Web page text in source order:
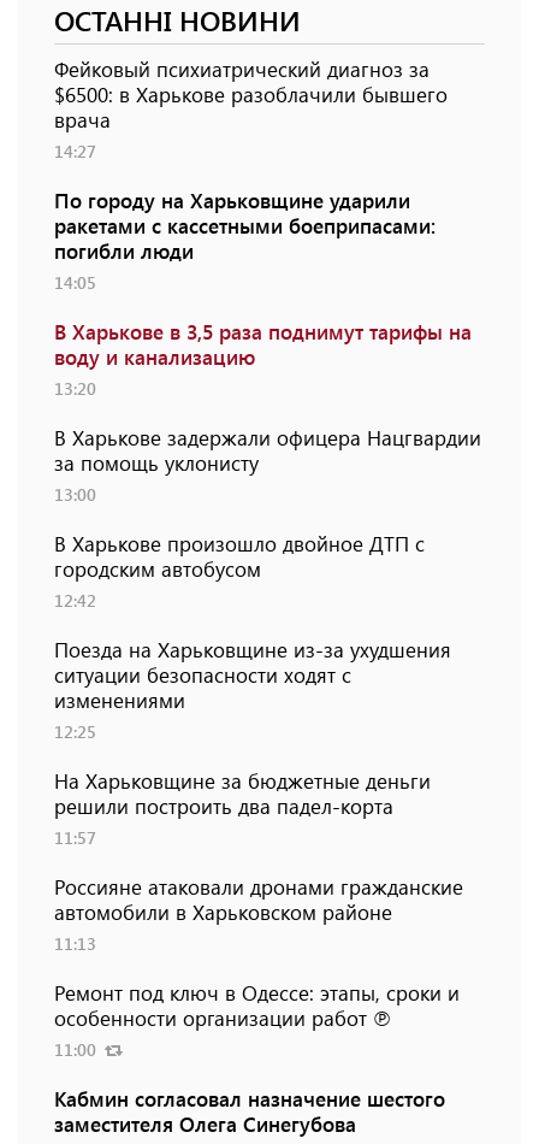
ОСТАННІ НОВИНИ
Фейковый психиатрический диагноз за
$6500: в Харькове разоблачили бывшего
врача
14:27
По городу на Харьковщине ударили
ракетами с кассетными боеприпасами:
погибли люди
14:05
В Харькове в 3,5 раза поднимут тарифы на
воду и канализацию
13:20
В Харькове задержали офицера Нацгвардии
за помощь уклонисту
13:00
В Харькове произошло двойное ДТП с
городским автобусом
12:42
Поезда на Харьковщине из-за ухудшения
ситуации безопасности ходят с
изменениями
12:25
На Харьковщине за бюджетные деньги
решили построить два падел-корта
11:57
Россияне атаковали дронами гражданские
автомобили в Харьковском районе
11:13
Ремонт под ключ в Одессе: этапы, сроки и
особенности организации работ ℗
11:00
Кабмин согласовал назначение шестого
заместителя Олега Синегубова